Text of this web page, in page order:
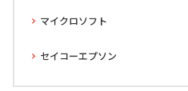
マイクロソフト
セイコーエプソン